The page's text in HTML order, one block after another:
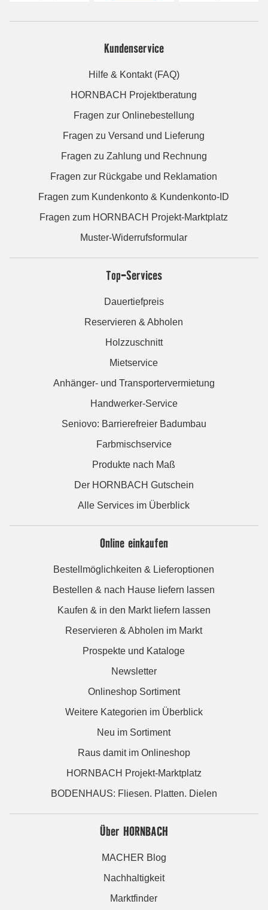
Kundenservice
Hilfe & Kontakt (FAQ)
HORNBACH Projektberatung
Fragen zur Onlinebestellung
Fragen zu Versand und Lieferung
Fragen zu Zahlung und Rechnung
Fragen zur Rückgabe und Reklamation
Fragen zum Kundenkonto & Kundenkonto-ID
Fragen zum HORNBACH Projekt-Marktplatz
Muster-Widerrufsformular
Top-Services
Dauertiefpreis
Reservieren & Abholen
Holzzuschnitt
Mietservice
Anhänger- und Transportervermietung
Handwerker-Service
Seniovo: Barrierefreier Badumbau
Farbmischservice
Produkte nach Maß
Der HORNBACH Gutschein
Alle Services im Überblick
Online einkaufen
Bestellmöglichkeiten & Lieferoptionen
Bestellen & nach Hause liefern lassen
Kaufen & in den Markt liefern lassen
Reservieren & Abholen im Markt
Prospekte und Kataloge
Newsletter
Onlineshop Sortiment
Weitere Kategorien im Überblick
Neu im Sortiment
Raus damit im Onlineshop
HORNBACH Projekt-Marktplatz
BODENHAUS: Fliesen. Platten. Dielen
Über HORNBACH
MACHER Blog
Nachhaltigkeit
Marktfinder